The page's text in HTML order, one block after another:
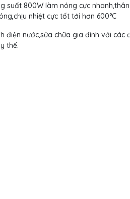
suất 800W làm nóng cực
nhiệt cực tốt tới hơn 600°C
điện nước,sửa chữa gia đình với các
thế.